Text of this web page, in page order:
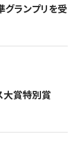
ランプリを受
大賞特別賞